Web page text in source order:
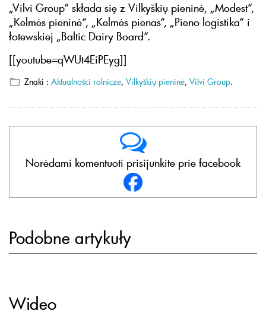
„Vilvi Group“ składa się z Vilkyškių pieninė, „Modest“,
„Kelmės pieninė“, „Kelmės pienas“, „Pieno logistika“ i
łotewskiej „Baltic Dairy Board“.
[[youtube=qWUt4EiPEyg]]
Znaki : Aktualności rolnicze, Vilkyškių pieninė, Vilvi Group.
Norėdami komentuoti prisijunkite prie facebook
Podobne artykuły
Wideo